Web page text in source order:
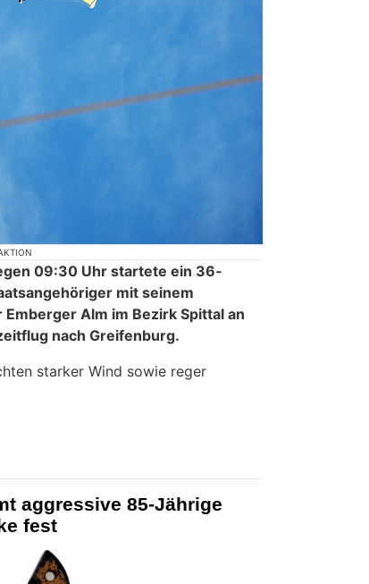
09:30 Uhr startete ein 36-
mit seinem
Alm im Bezirk Spittal an
nach Greifenburg.
starker Wind sowie reger
aggressive 85-Jährige
fest